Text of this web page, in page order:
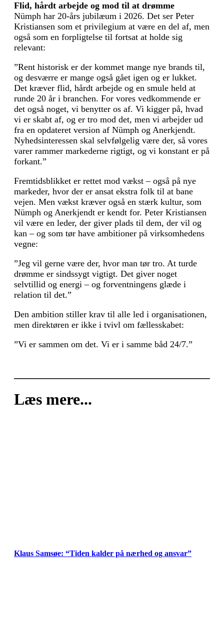
Flid, hårdt arbejde og mod til at drømme
Nümph har 20-års jubilæum i 2026. Det ser Peter
Kristiansen som et privilegium at være en del af, men
også som en forpligtelse til fortsat at holde sig
relevant:
”Rent historisk er der kommet mange nye brands til,
og desværre er mange også gået igen og er lukket.
Det kræver flid, hårdt arbejde og en smule held at
runde 20 år i branchen. For vores vedkommende er
det også noget, vi benytter os af. Vi kigger på, hvad
vi er skabt af, og er tro mod det, men vi arbejder ud
fra en opdateret version af Nümph og Anerkjendt.
Nyhedsinteressen skal selvfølgelig være der, så vores
varer rammer markederne rigtigt, og vi konstant er på
forkant.”
Fremtidsblikket er rettet mod vækst – også på nye
markeder, hvor der er ansat ekstra folk til at bane
vejen. Men vækst kræver også en stærk kultur, som
Nümph og Anerkjendt er kendt for. Peter Kristiansen
vil være en leder, der giver plads til dem, der vil og
kan – og som tør have ambitioner på virksomhedens
vegne:
”Jeg vil gerne være der, hvor man tør tro. At turde
drømme er sindssygt vigtigt. Det giver noget
selvtillid og energi – og forventningens glæde i
relation til det.”
Den ambition stiller krav til alle led i organisationen,
men direktøren er ikke i tvivl om fællesskabet:
”Vi er sammen om det. Vi er i samme båd 24/7.”
Læs mere...
Klaus Samsøe: “Tiden kalder på nærhed og ansvar”